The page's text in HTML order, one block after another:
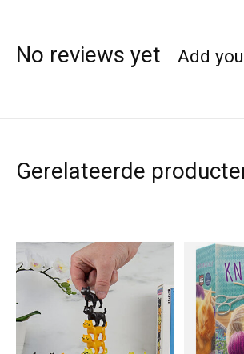
No reviews yet Add
Gerelateerde